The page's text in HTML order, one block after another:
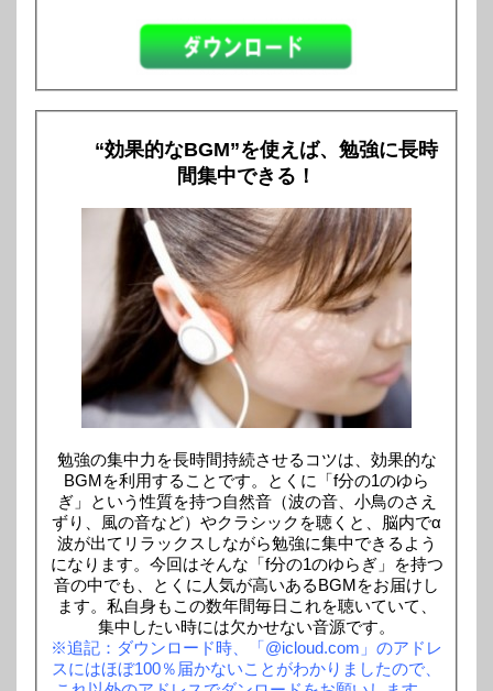
“効果的なBGM”を使えば、勉強に長時
間集中できる！
勉強の集中力を長時間持続させるコツは、効果的な
BGMを利用することです。とくに「f分の1のゆら
ぎ」という性質を持つ自然音（波の音、小鳥のさえ
ずり、風の音など）やクラシックを聴くと、脳内でα
波が出てリラックスしながら勉強に集中できるよう
になります。今回はそんな「f分の1のゆらぎ」を持つ
音の中でも、とくに人気が高いあるBGMをお届けし
ます。私自身もこの数年間毎日これを聴いていて、
集中したい時には欠かせない音源です。
※追記：ダウンロード時、「@icloud.com」のアドレ
スにはほぼ100％届かないことがわかりましたので、